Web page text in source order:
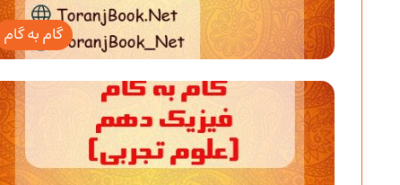
گام به گام